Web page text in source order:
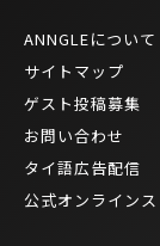
ANNGLEについて
サイトマップ
ゲスト投稿募集
お問い合わせ
タイ語広告配信
公式オンライン